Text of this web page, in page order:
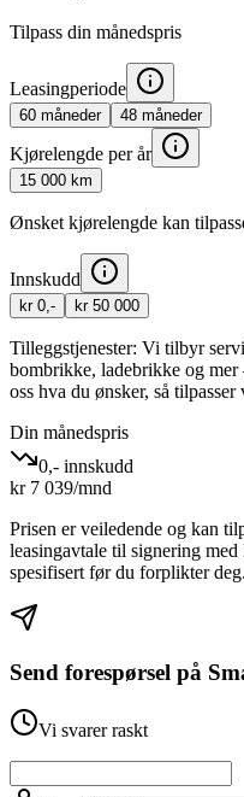
Tilpass din månedspris
Leasingperiode
60 måneder 48 måneder
Kjørelengde per år
15 000 km
Ønsket kjørelengde kan
Innskudd
kr 0,- kr 50 000
Tilleggstjenester: Vi tilbyr
bombrikke, ladebrikke og
oss hva du ønsker, så
Din månedspris
0,- innskudd
kr 7 039/mnd
Prisen er veiledende og kan
leasingavtale til signering
spesifisert før du forplikter deg.
Send forespørsel på
Vi svarer raskt